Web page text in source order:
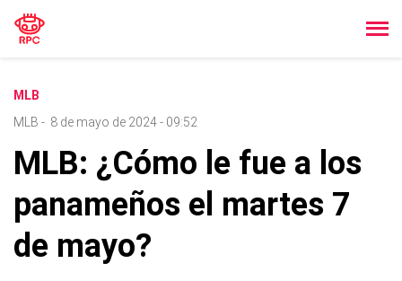
MLB
MLB - 8 de mayo de 2024 - 09:52
MLB: ¿Cómo le fue a los
panameños el martes 7
de mayo?